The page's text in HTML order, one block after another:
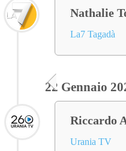
Nathalie
La7 Tagadà
22 Gennaio
Riccardo
Urania TV